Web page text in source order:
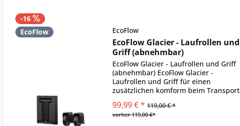
-16
EcoFlow
EcoFlow
EcoFlow Glacier - Laufrollen und
Griff (abnehmbar)
EcoFlow Glacier - Laufrollen und Griff
(abnehmbar) EcoFlow Glacier -
Laufrollen und Griff für einen
zusätzlichen komform beim Transport
Lieferumfang: 2 x EcoFlow Laufrolle für
Glacier 1 x EcoFlow Griff für...
99,99 € * 119,00 € *
vorher 119,00 €*